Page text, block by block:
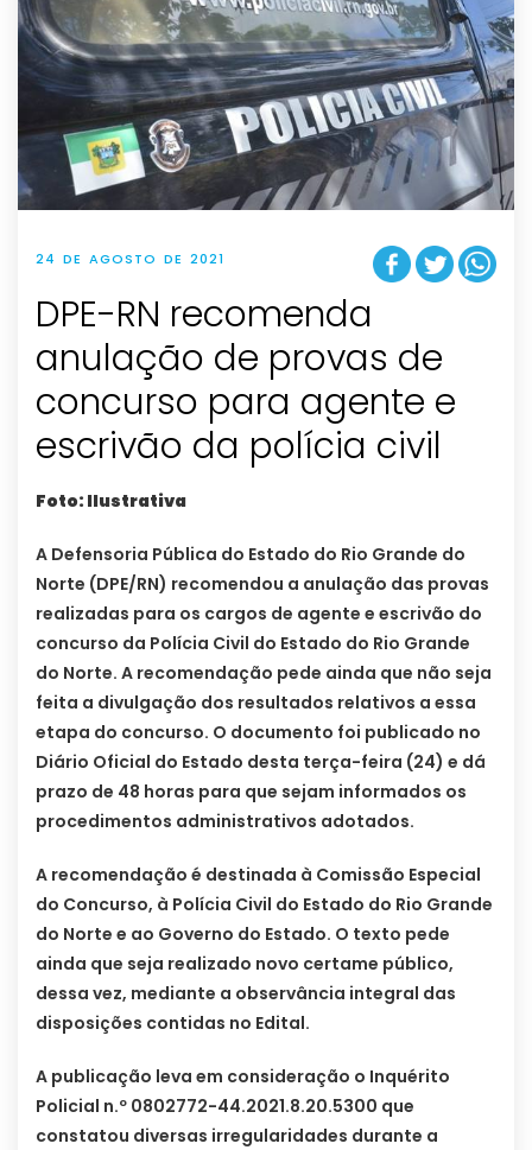
24 DE AGOSTO DE 2021
DPE-RN recomenda
anulação de provas de
concurso para agente e
escrivão da polícia civil
Foto: Ilustrativa
A Defensoria Pública do Estado do Rio Grande do
Norte (DPE/RN) recomendou a anulação das provas
realizadas para os cargos de agente e escrivão do
concurso da Polícia Civil do Estado do Rio Grande
do Norte. A recomendação pede ainda que não seja
feita a divulgação dos resultados relativos a essa
etapa do concurso. O documento foi publicado no
Diário Oficial do Estado desta terça-feira (24) e dá
prazo de 48 horas para que sejam informados os
procedimentos administrativos adotados.
A recomendação é destinada à Comissão Especial
do Concurso, à Polícia Civil do Estado do Rio Grande
do Norte e ao Governo do Estado. O texto pede
ainda que seja realizado novo certame público,
dessa vez, mediante a observância integral das
disposições contidas no Edital.
A publicação leva em consideração o Inquérito
Policial n.º 0802772-44.2021.8.20.5300 que
constatou diversas irregularidades durante a